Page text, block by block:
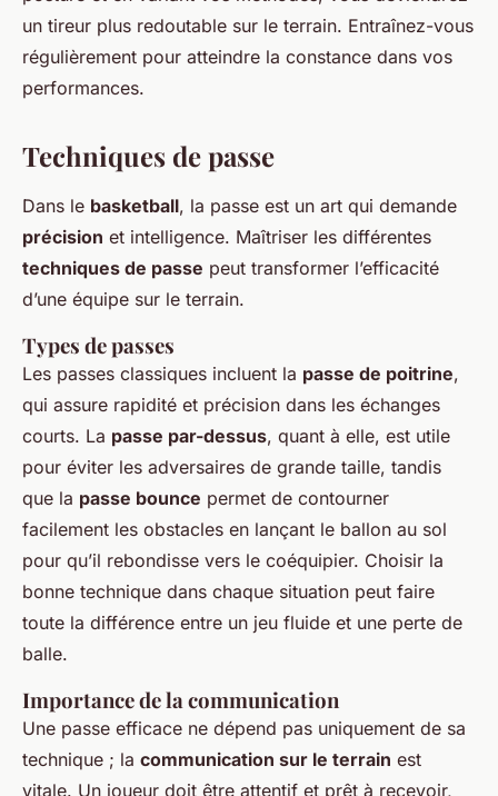
un tireur plus redoutable sur le terrain. Entraînez-vous
régulièrement pour atteindre la constance dans vos
performances.
Techniques de passe
Dans le basketball, la passe est un art qui demande
précision et intelligence. Maîtriser les différentes
techniques de passe peut transformer l’efficacité
d’une équipe sur le terrain.
Types de passes
Les passes classiques incluent la passe de poitrine,
qui assure rapidité et précision dans les échanges
courts. La passe par-dessus, quant à elle, est utile
pour éviter les adversaires de grande taille, tandis
que la passe bounce permet de contourner
facilement les obstacles en lançant le ballon au sol
pour qu’il rebondisse vers le coéquipier. Choisir la
bonne technique dans chaque situation peut faire
toute la différence entre un jeu fluide et une perte de
balle.
Importance de la communication
Une passe efficace ne dépend pas uniquement de sa
technique ; la communication sur le terrain est
vitale. Un joueur doit être attentif et prêt à recevoir,